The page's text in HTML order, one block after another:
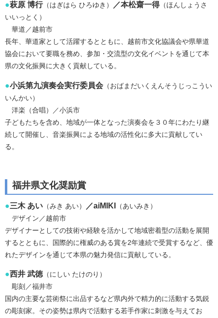
●萩原 博行（はぎはら ひろゆき） ／本松齋一得（ほんしょうさ
いいっとく）
華道／越前市
長年、華道家として活躍するとともに、越前市文化協議会や県華道
協会において要職を務め、参加・交流型の文化イベントを通じて本
県の文化振興に大きく貢献している。
●小浜第九演奏会実行委員会 （おばまだいくえんそうじっこうい
いんかい）
洋楽（合唱）／小浜市
子どもたちを含め、地域が一体となった演奏会を３０年にわたり継
続して開催し、音楽振興による地域の活性化に多大に貢献してい
る。
福井県文化奨励賞
●三木 あい （みき あい） ／aiMIKI
（あいみき）
デザイン／越前市
デザイナーとしての技術や経験を活かして地域密着型の活動を展開
するとともに、国際的に権威のある賞を2年連続で受賞するなど、優
れたデザインを通じて本県の魅力発信に貢献している。
●西井 武徳（にしい たけのり）
彫刻／福井市
国内の主要な芸術祭に出品するなど県内外で精力的に活動する気鋭
の彫刻家。その姿勢は県内で活動する若手作家に刺激を与えてお